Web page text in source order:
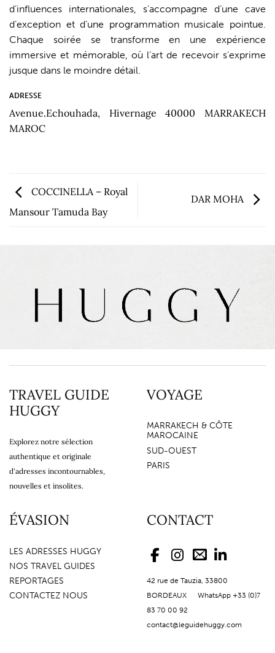
d’influences internationales, s’accompagne d’une cave
d’exception et d’une programmation musicale pointue.
Chaque soirée se transforme en une expérience
immersive et mémorable, où l’art de recevoir s’exprime
jusque dans le moindre détail.
ADRESSE
Avenue.Echouhada, Hivernage 40000 MARRAKECH
MAROC
COCCINELLA – Royal
Mansour Tamuda Bay
DAR MOHA
TRAVEL GUIDE
HUGGY
Explorez notre sélection
authentique et originale
d'adresses incontournables,
nouvelles et insolites.
VOYAGE
MARRAKECH & CÔTE
MAROCAINE
SUD-OUEST
PARIS
ÉVASION
LES ADRESSES HUGGY
NOS TRAVEL GUIDES
REPORTAGES
CONTACTEZ NOUS
CONTACT
42 rue de Tauzia, 33800
BORDEAUX WhatsApp +33 (0)7
83 70 00 92
contact@leguidehuggy.com